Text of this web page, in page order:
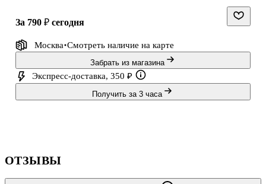
сопровождает вас повсюду и дарит радость каждый день!
за 790 ₽ сегодня
Москва Смотреть наличие на карте
Забрать из магазина
Экспресс-доставка, 350 ₽
Получить за 3 часа
ОТЗЫВЫ